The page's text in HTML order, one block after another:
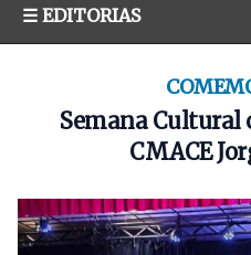
☰ EDITORIAS
Semana Cultural
CMACE